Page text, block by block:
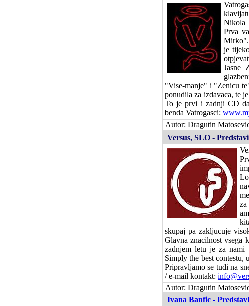
Nikola
Prva
Mirko".
je
Jasne
"Vise-manje" i "Zenicu
ponudila za izdavaca, te
To je prvi i zadnji CD
benda Vatrogasci:
Autor: Dragutin
Versus, SLO -
skupaj pa zakljucuje
Glavna znacilnost vsega
zadnjem letu je za nami
Simply the best
Pripravljamo se tudi na
/ e-mail kontakt:
Autor: Dragutin
Ivana Banfic -